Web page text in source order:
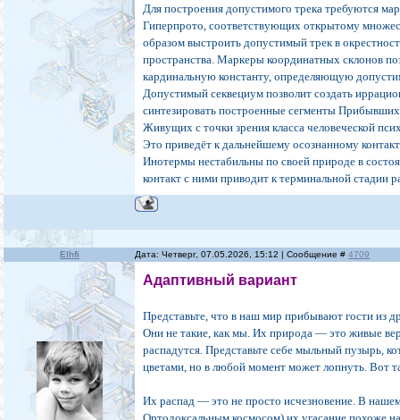
Для построения допустимого трека требуются
Гиперпрото, соответствующих открытому
образом выстроить допустимый трек в
пространства. Маркеры координатных склонов
кардинальную константу, определяющую
Допустимый секвециум позволит создать
синтезировать построенные сегменты
Живущих с точки зрения класса человеческой
Это приведёт к дальнейшему осознанному
Инотермы нестабильны по своей природе в
контакт с ними приводит к терминальной стадии
Elhfi Дата: Четверг, 07.05.2026, 15:12 | Сообщение #4709
Адаптивный вариант
Представьте, что в наш мир прибывают гости из
Они не такие, как мы. Их природа — это живые
распадутся. Представьте себе мыльный пузырь,
цветами, но в любой момент может лопнуть. Вот
Их распад — это не просто исчезновение. В